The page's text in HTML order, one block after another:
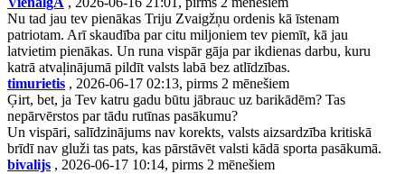
Nu tad jau tev pienākas Triju Zvaigžņu ordenis kā īstenam
patriotam. Arī skaudība par citu miljoniem tev piemīt, kā jau
latvietim pienākas. Un runa vispār gāja par ikdienas darbu, kuru
katrā atvaļinājumā pildīt valsts labā bez atlīdzības.
timurietis , 2026-06-17 02:13, pirms 2 mēnešiem
Ģirt, bet, ja Tev katru gadu būtu jābrauc uz barikādēm? Tas
nepārvērstos par tādu rutīnas pasākumu?
Un vispāri, salīdzinājums nav korekts, valsts aizsardzība kritiskā
brīdī nav gluži tas pats, kas pārstāvēt valsti kādā sporta pasākumā.
bivalijs , 2026-06-17 10:14, pirms 2 mēnešiem